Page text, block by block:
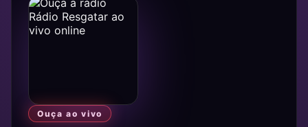
Ouça ao vivo